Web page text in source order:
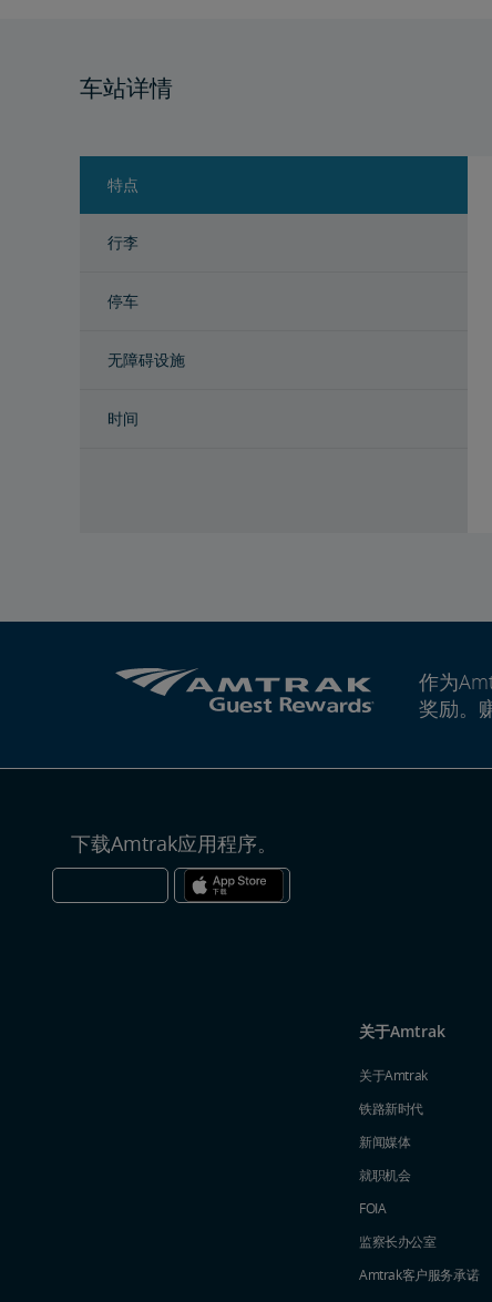
车站详情
特点
行李
停车
无障碍设施
时间
作为
奖励。
下载Amtrak应用程序。
关于Amtrak
关于Amtrak
铁路新时代
新闻媒体
就职机会
FOIA
监察长办公室
Amtrak​​​​​​​客户服务承诺